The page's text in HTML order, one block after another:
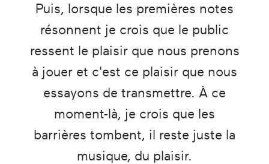
Puis, lorsque les premières notes
résonnent je crois que le public
ressent le plaisir que nous prenons
à jouer et c'est ce plaisir que nous
essayons de transmettre. À ce
moment-là, je crois que les
barrières tombent, il reste juste la
musique, du plaisir.